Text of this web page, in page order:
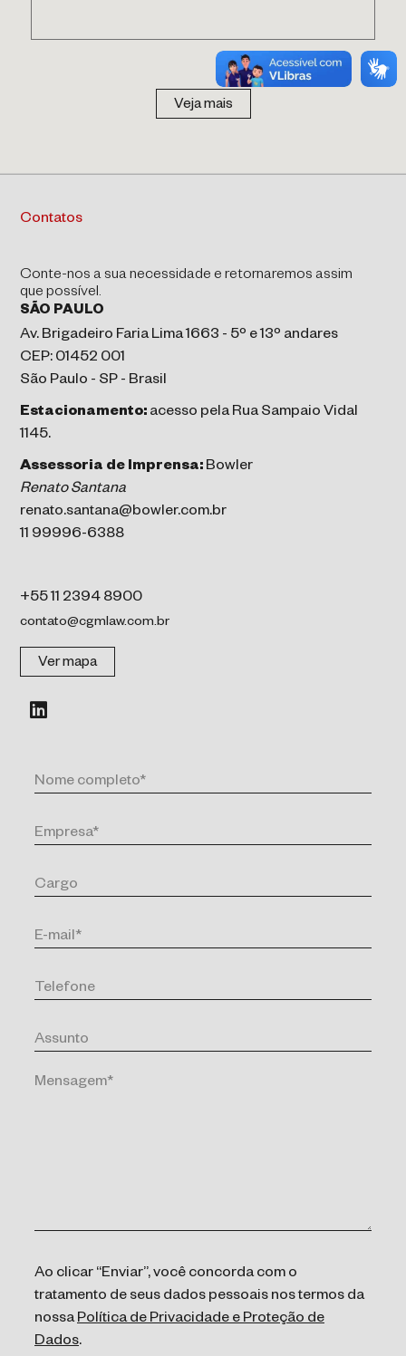
Veja mais
Contatos
Conte-nos a sua necessidade e retornaremos assim
que possível.
SÃO PAULO
Av. Brigadeiro Faria Lima 1663 - 5º e 13º andares
CEP: 01452 001
São Paulo - SP - Brasil
Estacionamento: acesso pela Rua Sampaio Vidal
1145.
Assessoria de Imprensa: Bowler
Renato Santana
renato.santana@bowler.com.br
11 99996-6388
+55 11 2394 8900
contato@cgmlaw.com.br
Ver mapa
Ao clicar “Enviar”, você concorda com o
tratamento de seus dados pessoais nos termos da
nossaPolítica de Privacidade e Proteção de
Dados.